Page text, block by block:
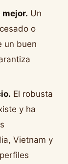
Un
o
un buen
El robusta
y ha
Vietnam y